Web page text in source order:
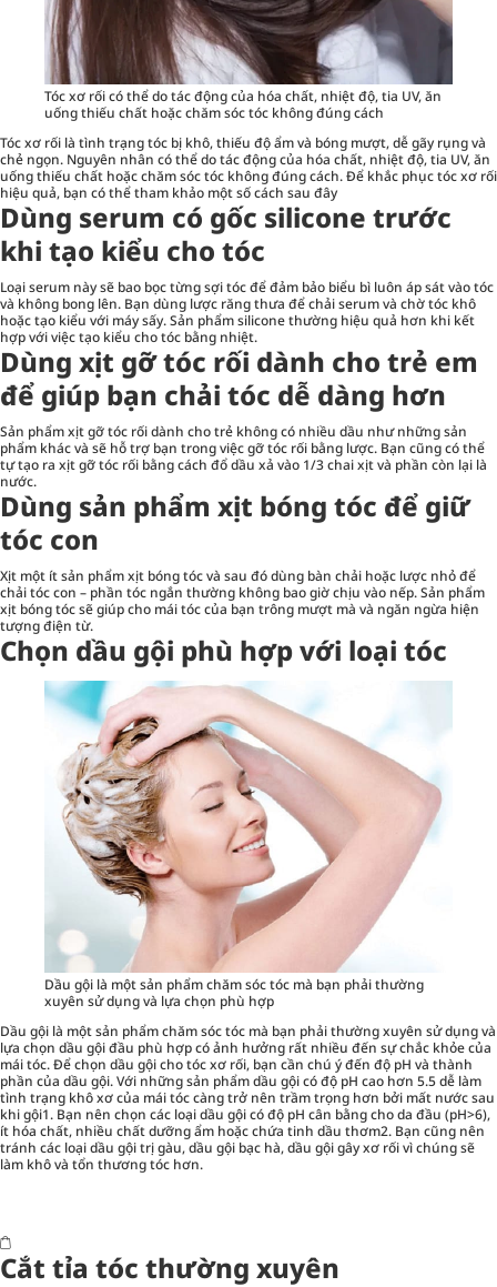
Tóc xơ rối có thể do tác động của hóa chất, nhiệt độ, tia UV, ăn
uống thiếu chất hoặc chăm sóc tóc không đúng cách
Tóc xơ rối là tình trạng tóc bị khô, thiếu độ ẩm và bóng mượt, dễ gãy rụng và
chẻ ngọn. Nguyên nhân có thể do tác động của hóa chất, nhiệt độ, tia UV, ăn
uống thiếu chất hoặcchăm sóc tóc không đúng cách. Để khắc phục tóc xơ rối
hiệu quả, bạn có thể tham khảo một số cách sau đây
Dùng serum có gốc silicone trước
khi tạo kiểu cho tóc
Loại serum này sẽ bao bọc từng sợi tóc để đảm bảo biểu bì luôn áp sát vào tóc
và không bong lên. Bạn dùng lược răng thưa để chải serum và chờ tóc khô
hoặc tạo kiểu với máy sấy. Sản phẩm silicone thường hiệu quả hơn khi kết
hợp với việc tạo kiểu cho tóc bằng nhiệt.
Dùng xịt gỡ tóc rối dành cho trẻ em
để giúp bạn chải tóc dễ dàng hơn
Sản phẩm xịt gỡ tóc rối dành cho trẻ không có nhiều dầu như những sản
phẩm khác và sẽ hỗ trợ bạn trong việc gỡ tóc rối bằng lược. Bạn cũng có thể
tự tạo ra xịt gỡ tóc rối bằng cách đổ dầu xả vào 1/3 chai xịt và phần còn lại là
nước.
Dùng sản phẩm xịt bóng tóc để giữ
tóc con
Xịt một ít sản phẩm xịt bóng tóc và sau đó dùng bàn chải hoặc lược nhỏ để
chải tóc con – phần tóc ngắn thường không bao giờ chịu vào nếp. Sản phẩm
xịt bóng tóc sẽ giúp cho mái tóc của bạn trông mượt mà và ngăn ngừa hiện
tượng điện từ.
Chọn dầu gội phù hợp với loại tóc
Dầu gội là một sản phẩm chăm sóc tóc mà bạn phải thường
xuyên sử dụng và lựa chọn phù hợp
Dầu gội là một sản phẩm chăm sóc tóc mà bạn phải thường xuyên sử dụng và
lựa chọn dầu gội đầu phù hợp có ảnh hưởng rất nhiều đến sự chắc khỏe của
mái tóc. Để chọn dầu gội cho tóc xơ rối, bạn cần chú ý đến độ pH và thành
phần của dầu gội. Với những sản phẩm dầu gội có độ pH cao hơn 5.5 dễ làm
tình trạng khô xơ của mái tóc càng trở nên trầm trọng hơn bởi mất nước sau
khi gội1. Bạn nên chọn các loại dầu gội có độ pH cân bằng cho da đầu (pH>6),
ít hóa chất, nhiều chất dưỡng ẩm hoặc chứa tinh dầu thơm2. Bạn cũng nên
tránh các loại dầu gội trị gàu, dầu gội bạc hà, dầu gội gây xơ rối vì chúng sẽ
làm khô và tổn thương tóc hơn.
Cắt tỉa tóc thường xuyên